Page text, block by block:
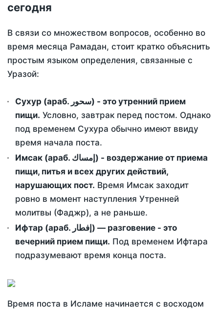
сегодня
В связи со множеством вопросов, особенно во
время месяца Рамадан, стоит кратко объяснить
простым языком определения, связанные с
Уразой:
Сухур (араб. سحور) - это утренний прием
пищи. Условно, завтрак перед постом. Однако
под временем Сухура обычно имеют ввиду
время начала поста.
Имсак (араб. إمساك) - воздержание от приема
пищи, питья и всех других действий,
нарушающих пост. Время Имсак заходит
ровно в момент наступления Утренней
молитвы (Фаджр), а не раньше.
Ифтар (араб. إفطار) — разговение - это
вечерний прием пищи. Под временем Ифтара
подразумевают время конца поста.
Время поста в Исламе начинается с восходом